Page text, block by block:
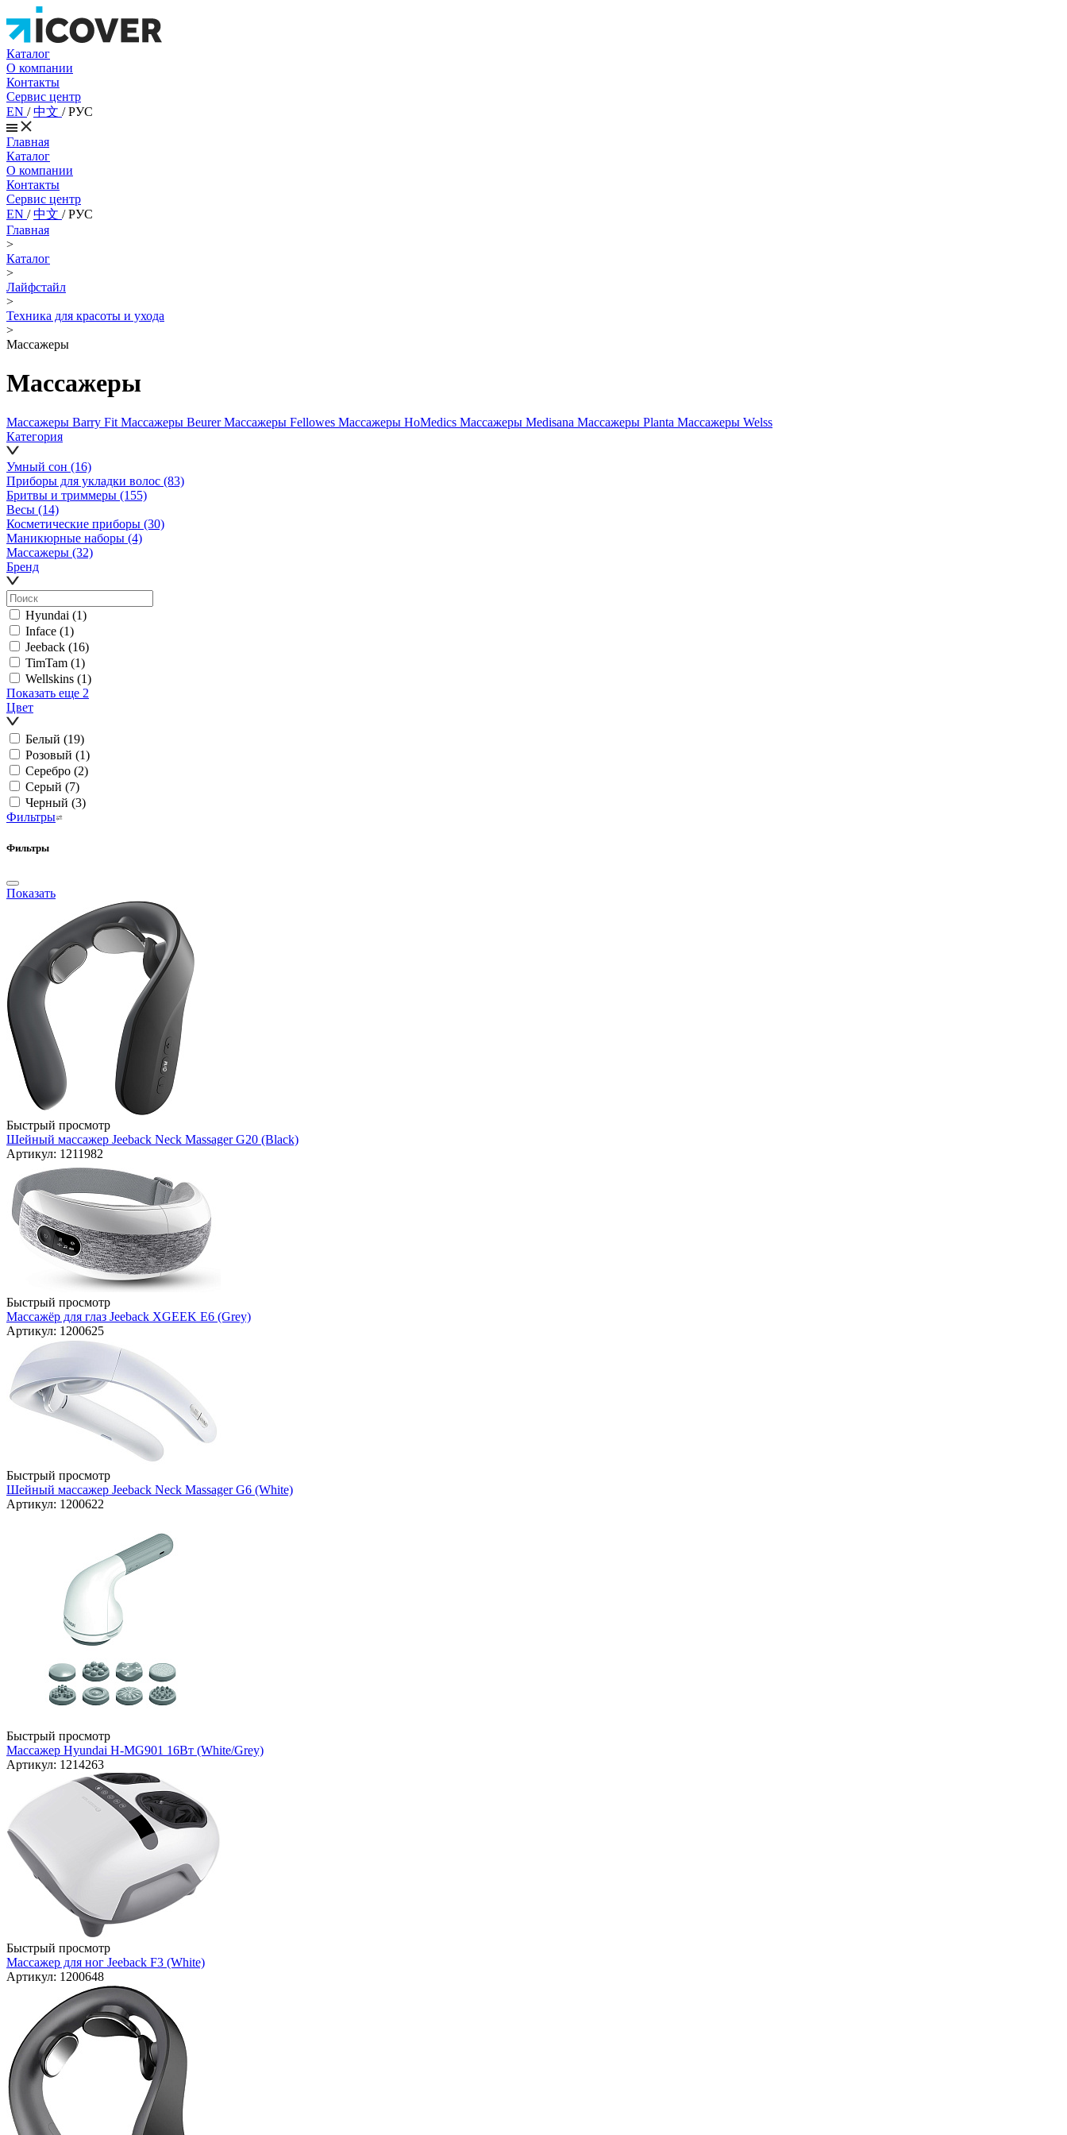
Каталог
О компании
Контакты
Сервис центр
EN /中文 /РУС
Главная
Каталог
О компании
Контакты
Сервис центр
EN /中文 /РУС
Главная
>
Каталог
>
Лайфстайл
>
Техника для красоты и ухода
>
Массажеры
Массажеры
Массажеры Barry Fit Массажеры BeurerМассажеры Fellowes Массажеры HoMedics Массажеры Medisana Массажеры Planta Массажеры Welss
Категория
Умный сон (16)
Приборы для укладки волос (83)
Бритвы и триммеры (155)
Весы (14)
Косметические приборы (30)
Маникюрные наборы (4)
Массажеры (32)
Бренд
Hyundai (1)
Inface (1)
Jeeback (16)
TimTam (1)
Wellskins (1)
Показать еще 2
Цвет
Белый (19)
Розовый (1)
Серебро (2)
Серый (7)
Черный (3)
Фильтры
Фильтры
Показать
Быстрый просмотр
Шейный массажер Jeeback Neck Massager G20 (Black)
Артикул: 1211982
Быстрый просмотр
Массажёр для глаз Jeeback XGEEK E6 (Grey)
Артикул: 1200625
Быстрый просмотр
Шейный массажер Jeeback Neck Massager G6 (White)
Артикул: 1200622
Быстрый просмотр
Массажер Hyundai H-MG901 16Вт (White/Grey)
Артикул: 1214263
Быстрый просмотр
Массажер для ног Jeeback F3 (White)
Артикул: 1200648